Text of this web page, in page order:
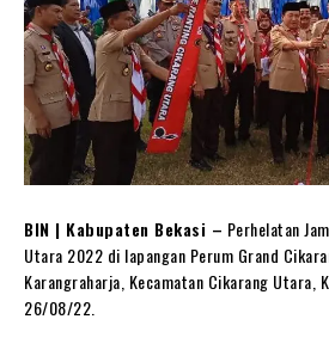
BIN | Kabupaten Bekasi – Perhelatan
Utara 2022 di lapangan Perum Grand
Karangraharja, Kecamatan Cikarang Utara,
26/08/22.